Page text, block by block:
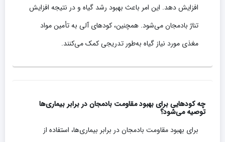
افزایش دهد. این امر باعث بهبود رشد گیاه و در نتیجه افزایش
تناژ بادمجان می‌شود. همچنین، کودهای آلی به تأمین مواد
مغذی مورد نیاز گیاه به‌طور تدریجی کمک می‌کنند.
چه کودهایی برای بهبود مقاومت بادمجان در برابر بیماری‌ها
توصیه می‌شود؟
برای بهبود مقاومت بادمجان در برابر بیماری‌ها، استفاده از